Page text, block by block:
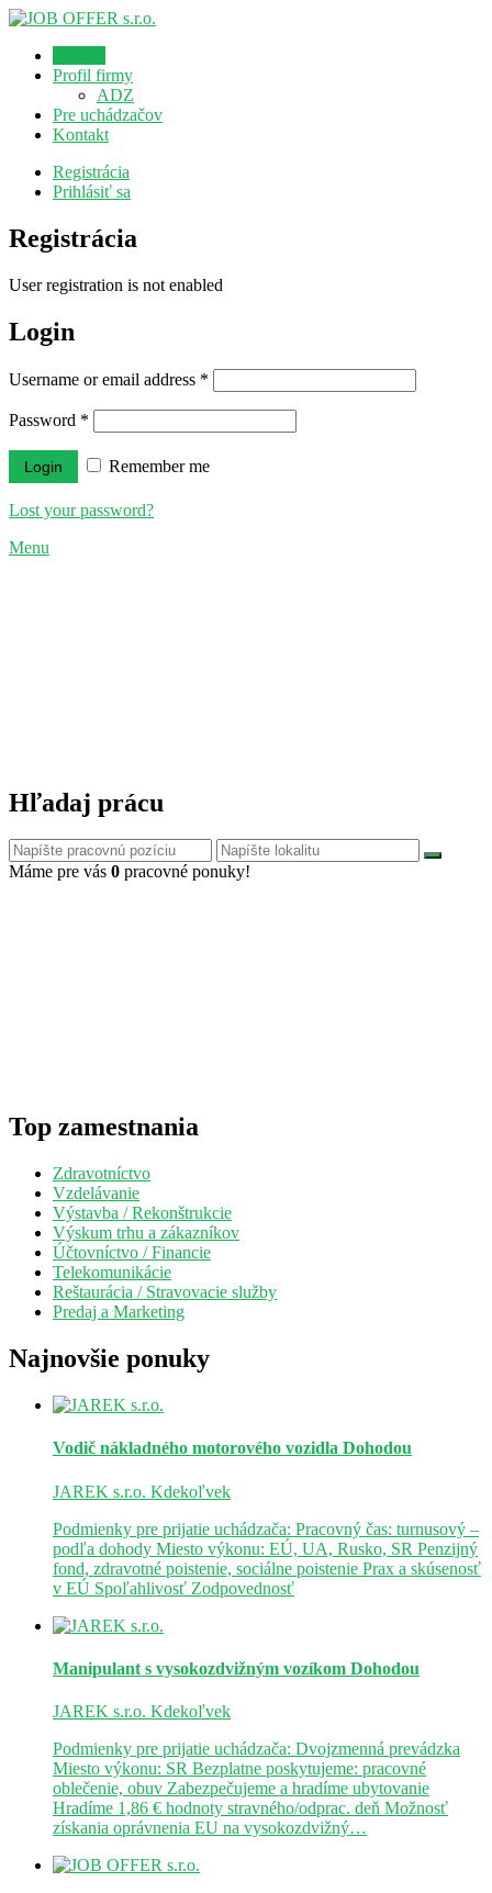
Profil firmy
ADZ
Pre uchádzačov
Kontakt
Registrácia
Prihlásiť sa
Registrácia
User registration is not enabled
Login
Username or email address *
Password *
Remember me
Lost your password?
Menu
Hľadaj prácu
Máme pre vás 0 pracovné ponuky!
Top zamestnania
Zdravotníctvo
Vzdelávanie
Výstavba / Rekonštrukcie
Výskum trhu a zákazníkov
Účtovníctvo / Financie
Telekomunikácie
Reštaurácia / Stravovacie služby
Predaj a Marketing
Najnovšie ponuky
Vodič nákladného motorového vozidla Dohodou
JAREK s.r.o. Kdekoľvek
Podmienky pre prijatie uchádzača: Pracovný čas: turnusový –
podľa dohody Miesto výkonu: EÚ, UA, Rusko, SR Penzijný
fond, zdravotné poistenie, sociálne poistenie Prax a skúsenosť
v EÚ Spoľahlivosť Zodpovednosť
Manipulant s vysokozdvižným vozíkom Dohodou
JAREK s.r.o. Kdekoľvek
Podmienky pre prijatie uchádzača: Dvojzmenná prevádzka
Miesto výkonu: SR Bezplatne poskytujeme: pracovné
oblečenie, obuv Zabezpečujeme a hradíme ubytovanie
Hradíme 1,86 € hodnoty stravného/odprac. deň Možnosť
získania oprávnenia EU na vysokozdvižný…